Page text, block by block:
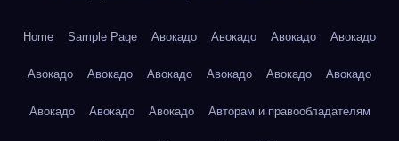
Home Sample Page Авокадо Авокадо Авокадо Авокадо
Авокадо Авокадо Авокадо Авокадо Авокадо Авокадо
Авокадо Авокадо Авокадо Авторам и правообладателям